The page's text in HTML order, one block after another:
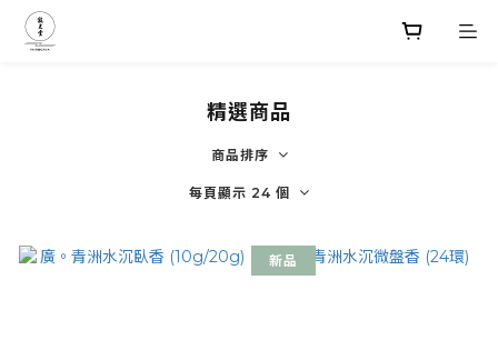
精選商品
商品排序
每頁顯示 24 個
新品